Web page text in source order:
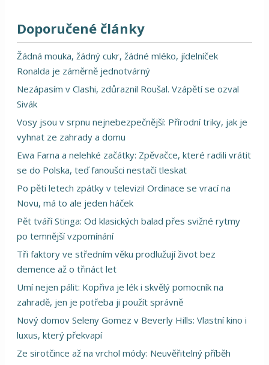
Doporučené články
Žádná mouka, žádný cukr, žádné mléko, jídelníček
Ronalda je záměrně jednotvárný
Nezápasím v Clashi, zdůraznil Roušal. Vzápětí se ozval
Sivák
Vosy jsou v srpnu nejnebezpečnější: Přírodní triky, jak je
vyhnat ze zahrady a domu
Ewa Farna a nelehké začátky: Zpěvačce, které radili vrátit
se do Polska, teď fanoušci nestačí tleskat
Po pěti letech zpátky v televizi! Ordinace se vrací na
Novu, má to ale jeden háček
Pět tváří Stinga: Od klasických balad přes svižné rytmy
po temnější vzpomínání
Tři faktory ve středním věku prodlužují život bez
demence až o třináct let
Umí nejen pálit: Kopřiva je lék i skvělý pomocník na
zahradě, jen je potřeba ji použít správně
Nový domov Seleny Gomez v Beverly Hills: Vlastní kino i
luxus, který překvapí
Ze sirotčince až na vrchol módy: Neuvěřitelný příběh